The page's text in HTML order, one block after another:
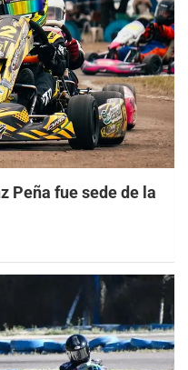
Peña fue sede de la